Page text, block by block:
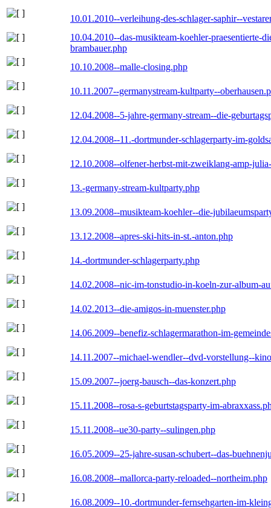
10.01.2010--verleihung-des-schlager-saphir--
10.04.2010--das-musikteam-koehler-praesentierte-
brambauer.php
10.10.2008--malle-closing.php
10.11.2007--germanystream-kultparty--
12.04.2008--5-jahre-germany-stream--die-
12.04.2008--11.-dortmunder-schlagerparty-im-
12.10.2008--olfener-herbst-mit-zweiklang-amp-
13.-germany-stream-kultparty.php
13.09.2008--musikteam-koehler--die-
13.12.2008--apres-ski-hits-in-st.-anton.php
14.-dortmunder-schlagerparty.php
14.02.2008--nic-im-tonstudio-in-koeln-zur-album-
14.02.2013--die-amigos-in-muenster.php
14.06.2009--benefiz-schlagermarathon-im-
14.11.2007--michael-wendler--dvd-vorstellung--
15.09.2007--joerg-bausch--das-konzert.php
15.11.2008--rosa-s-geburtstagsparty-im-
15.11.2008--ue30-party--sulingen.php
16.05.2009--25-jahre-susan-schubert--das-
16.08.2008--mallorca-party-reloaded--northeim.php
16.08.2009--10.-dortmunder-fernsehgarten-im-